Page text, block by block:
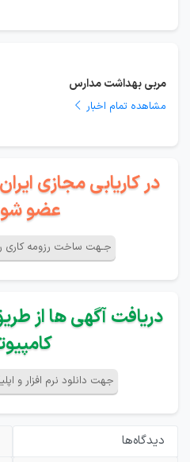
مربی بهداشت مدارس
مشاهده تمام اخبار
در کاریابی مجازی
عضو
جـهت ساخت رزومه کاری
دریافت آگهی ها از
جهت دانلود نرم افزار و
دیدگاه‌ها